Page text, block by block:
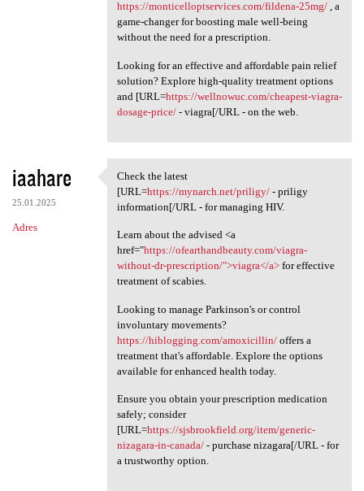
https://monticelloptservices.com/fildena-25mg/, a
game-changer for boosting male well-being
without the need for a prescription.
Looking for an effective and affordable pain relief
solution? Explore high-quality treatment options
and [URL=https://wellnowuc.com/cheapest-viagra-
dosage-price/- viagra[/URL - on the web.
iaahare
25.01.2025
Adres
Check the latest [URL=https:/
Check the latest
[URL=https://mynarch.net/priligy/- priligy
information[/URL - for managing HIV.
Learn about the advised <a
href="https://ofearthandbeauty.com/viagra-
without-dr-prescription/">viagra</a>for effective
treatment of scabies.
Looking to manage Parkinson's or control
involuntary movements?
https://hiblogging.com/amoxicillin/offers a
treatment that's affordable. Explore the options
available for enhanced health today.
Ensure you obtain your prescription medication
safely; consider
[URL=https://sjsbrookfield.org/item/generic-
nizagara-in-canada/- purchase nizagara[/URL - for
a trustworthy option.